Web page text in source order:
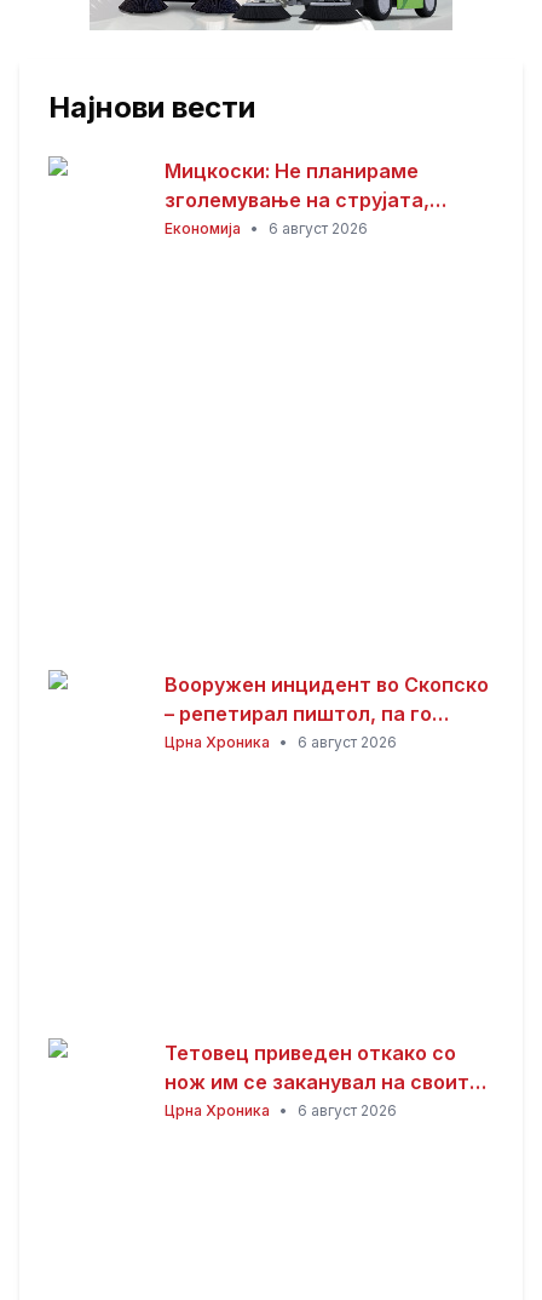
Најнови вести
Мицкоски: Не планираме
зголемување на струјата,
работиме на намалување на
Економија • 6 август 2026
Вооружен инцидент во Скопско
– репетирал пиштол, па го
нападнал со кундако
Црна Хроника • 6 август 2026
Тетовец приведен откако со
нож им се заканувал на своите
родители откако не му дале
Црна Хроника • 6 август 2026